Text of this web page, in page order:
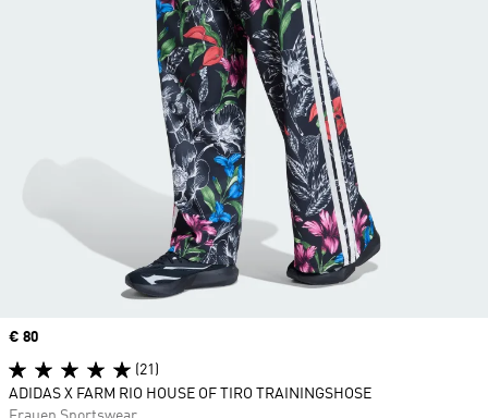
Price
€ 80
(21)
ADIDAS X FARM RIO HOUSE OF TIRO TRAININGSHOSE